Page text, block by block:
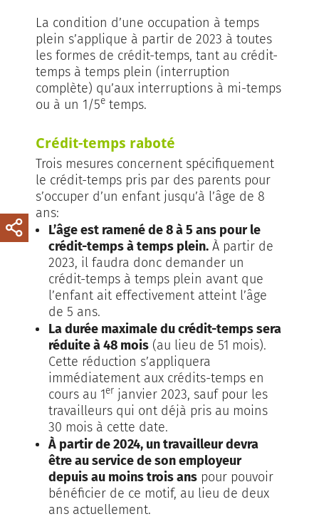
La condition d’une occupation à temps
plein s’applique à partir de 2023 à toutes
les formes de crédit-temps, tant au crédit-
temps à temps plein (interruption
complète) qu’aux interruptions à mi-temps
ou à un 1/5e temps.
Crédit-temps raboté
Trois mesures concernent spécifiquement
le crédit-temps pris par des parents pour
s’occuper d’un enfant jusqu’à l’âge de 8
ans:
L’âge est ramené de 8 à 5 ans pour le
crédit-temps à temps plein. À partir de
2023, il faudra donc demander un
crédit-temps à temps plein avant que
l’enfant ait effectivement atteint l’âge
de 5 ans.
La durée maximale du crédit-temps sera
réduite à 48 mois (au lieu de 51 mois).
Cette réduction s’appliquera
immédiatement aux crédits-temps en
cours au 1er janvier 2023, sauf pour les
travailleurs qui ont déjà pris au moins
30 mois à cette date.
À partir de 2024, un travailleur devra
être au service de son employeur
depuis au moins trois ans pour pouvoir
bénéficier de ce motif, au lieu de deux
ans actuellement.